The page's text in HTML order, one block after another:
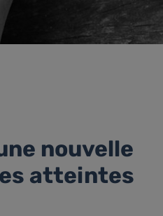
nouvelle
atteintes